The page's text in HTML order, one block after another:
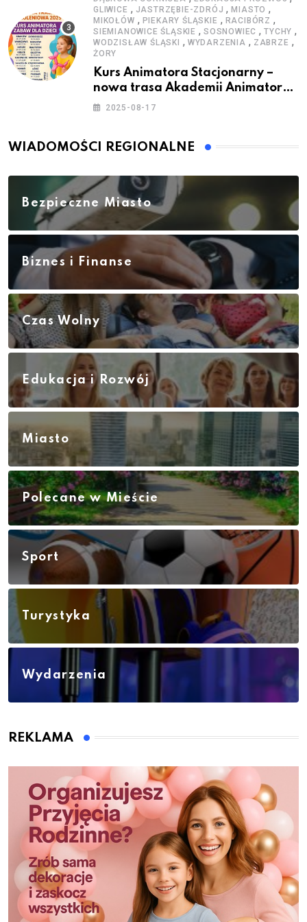
GLIWICE , JASTRZĘBIE-ZDRÓJ ,MIASTO ,
MIKOŁÓW , PIEKARY ŚLĄSKIE , RACIBÓRZ ,
SIEMIANOWICE ŚLĄSKIE ,SOSNOWIEC ,TYCHY ,
WODZISŁAW ŚLĄSKI , WYDARZENIA , ZABRZE ,
ŻORY
Kurs Animatora Stacjonarny –
nowa trasa Akademii Animatora
– jesień 2025
2025-08-17
WIADOMOŚCI REGIONALNE
Bezpieczne Miasto
Biznes i Finanse
Czas Wolny
Edukacja i Rozwój
Miasto
Polecane w Mieście
Sport
Turystyka
Wydarzenia
REKLAMA